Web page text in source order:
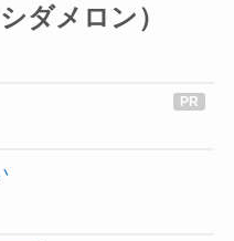
ダメロン）